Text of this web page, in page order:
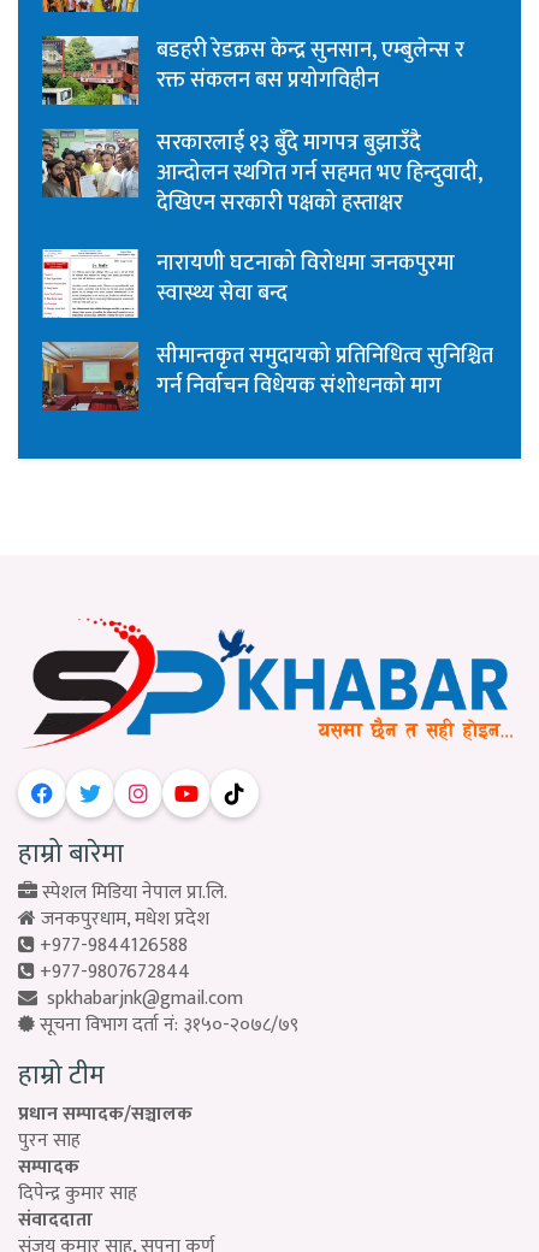
बडहरी रेडक्रस केन्द्र सुनसान, एम्बुलेन्स र
रक्त संकलन बस प्रयोगविहीन
सरकारलाई १३ बुँदे मागपत्र बुझाउँदै
आन्दोलन स्थगित गर्न सहमत भए हिन्दुवादी,
देखिएन सरकारी पक्षको हस्ताक्षर
नारायणी घटनाको विरोधमा जनकपुरमा
स्वास्थ्य सेवा बन्द
सीमान्तकृत समुदायको प्रतिनिधित्व सुनिश्चित
गर्न निर्वाचन विधेयक संशोधनको माग
हाम्रो बारेमा
स्पेशल मिडिया नेपाल प्रा.लि.
जनकपुरधाम, मधेश प्रदेश
+977-9844126588
+977-9807672844
spkhabarjnk@gmail.com
सूचना विभाग दर्ता नं: ३१५०-२०७८/७९
हाम्रो टीम
प्रधान सम्पादक/सञ्चालक
पुरन साह
सम्पादक
दिपेन्द्र कुमार साह
संवाददाता